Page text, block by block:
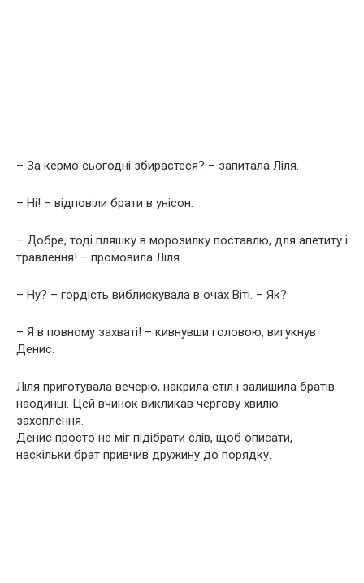
– За кермо сьогодні збираєтеся? – запитала Ліля.
– Ні! – відповіли брати в унісон.
– Добре, тоді пляшку в морозилку поставлю, для апетиту і
травлення! – промовила Ліля.
– Ну? – гордість виблискувала в очах Віті. – Як?
– Я в повному захваті! – кивнувши головою, вигукнув
Денис.
Ліля приготувала вечерю, накрила стіл і залишила братів
наодинці. Цей вчинок викликав чергову хвилю
захоплення.
Денис просто не міг підібрати слів, щоб описати,
наскільки брат привчив дружину до порядку.